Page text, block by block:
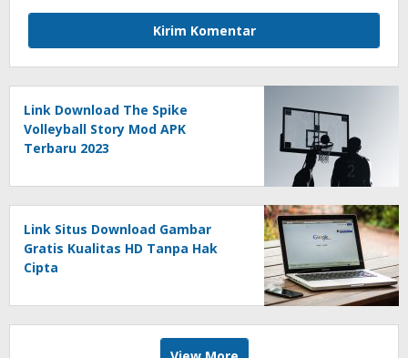
Link Download The Spike
Volleyball Story Mod APK
Terbaru 2023
Link Situs Download Gambar
Gratis Kualitas HD Tanpa Hak
Cipta